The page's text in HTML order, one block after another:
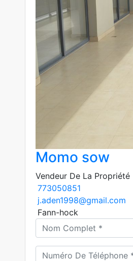
Momo sow
Vendeur De La Propriété
773050851
j.aden1998@gmail.com
Fann-hock